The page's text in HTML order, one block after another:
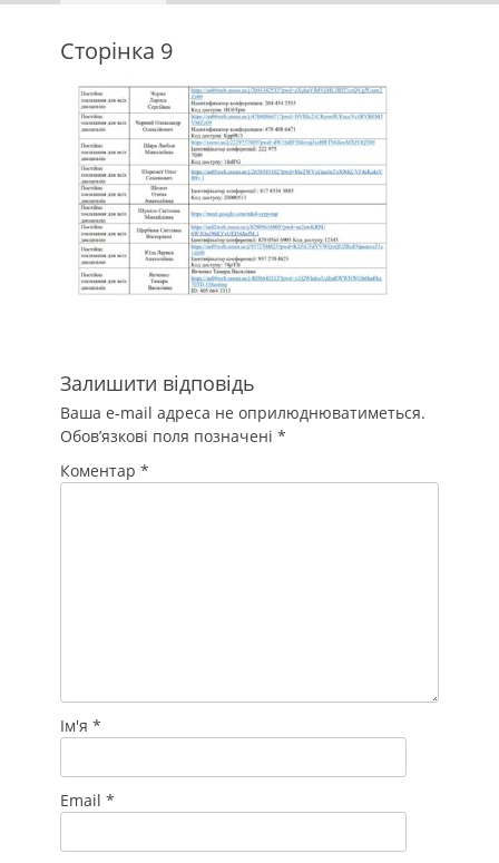
Сторінка 9
Залишити відповідь
Ваша e-mail адреса не оприлюднюватиметься.
Обов’язкові поля позначені *
Коментар *
Ім'я *
Email *